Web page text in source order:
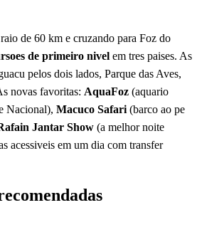
de 60 km e cruzando para Foz do
de primeiro nivel em tres paises. As
pelos dois lados, Parque das Aves,
novas favoritas: AquaFoz (aquario
Nacional), Macuco Safari (barco ao pe
Jantar Show (a melhor noite
acessiveis em um dia com transfer